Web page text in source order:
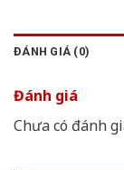
ĐÁNH GIÁ (0)
Đánh giá
Chưa có đánh